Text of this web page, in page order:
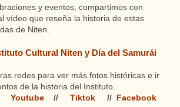
y eventos, compartimos con
vídeo que reseña la historia de estas
de Niten.
Cultural Niten y Día del Samurái
redes para ver más fotos históricas e ir
de la historia del Instituto.
Youtube// Tiktok// Facebook